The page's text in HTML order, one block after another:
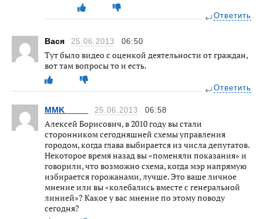
Ответить
Вася 25.06.2013 06:50
Тут было видео с оценкой деятельности от граждан,
вот там вопросы то и есть.
Ответить
MMK_____ 25.06.2013 06:58
Алексей Борисович, в 2010 году вы стали
сторонником сегодняшней схемы управления
городом, когда глава выбирается из числа депутатов.
Некоторое время назад вы «поменяли показания» и
говорили, что возможно схема, когда мэр напрямую
избирается горожанами, лучше. Это ваше личное
мнение или вы «колебались вместе с генеральной
линией»? Какое у вас мнение по этому поводу
сегодня?